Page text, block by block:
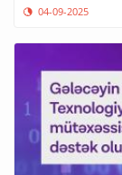
04-09-2025